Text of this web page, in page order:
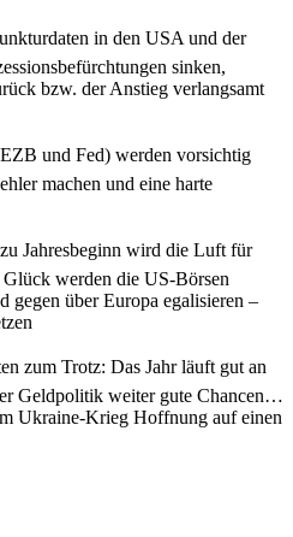
in den USA und der
sinken,
bzw. der Anstieg verlangsamt
und Fed) werden vorsichtig
machen und eine harte
Jahresbeginn wird die Luft für
werden die US-Börsen
gegen über Europa egalisieren –
zum Trotz: Das Jahr läuft gut an
Geldpolitik weiter gute Chancen…
Ukraine-Krieg Hoffnung auf einen